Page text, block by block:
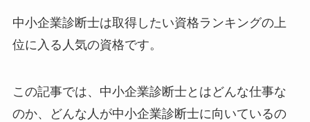
中小企業診断士は取得したい資格ランキングの上
位に入る人気の資格です。
この記事では、中小企業診断士とはどんな仕事な
のか、どんな人が中小企業診断士に向いているの